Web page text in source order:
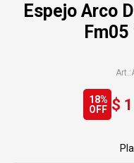
Espejo Arco
$
18